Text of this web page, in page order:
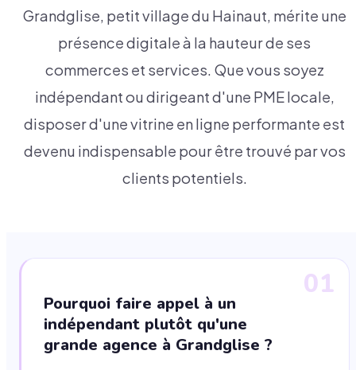
Grandglise, petit village du Hainaut, mérite une
présence digitale à la hauteur de ses
commerces et services. Que vous soyez
indépendant ou dirigeant d'une PME locale,
disposer d'une vitrine en ligne performante est
devenu indispensable pour être trouvé par vos
clients potentiels.
01
Pourquoi faire appel à un
indépendant plutôt qu'une
grande agence à Grandglise ?